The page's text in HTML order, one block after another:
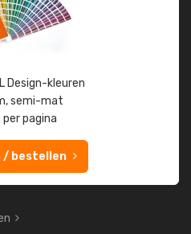
Design-kleuren
semi-mat
pagina
/ bestellen